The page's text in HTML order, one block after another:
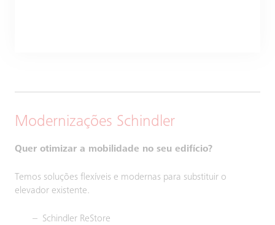
Modernizações Schindler
Quer otimizar a mobilidade no seu edifício?
Temos soluções flexíveis e modernas para substituir o
elevador existente.
Schindler ReStore